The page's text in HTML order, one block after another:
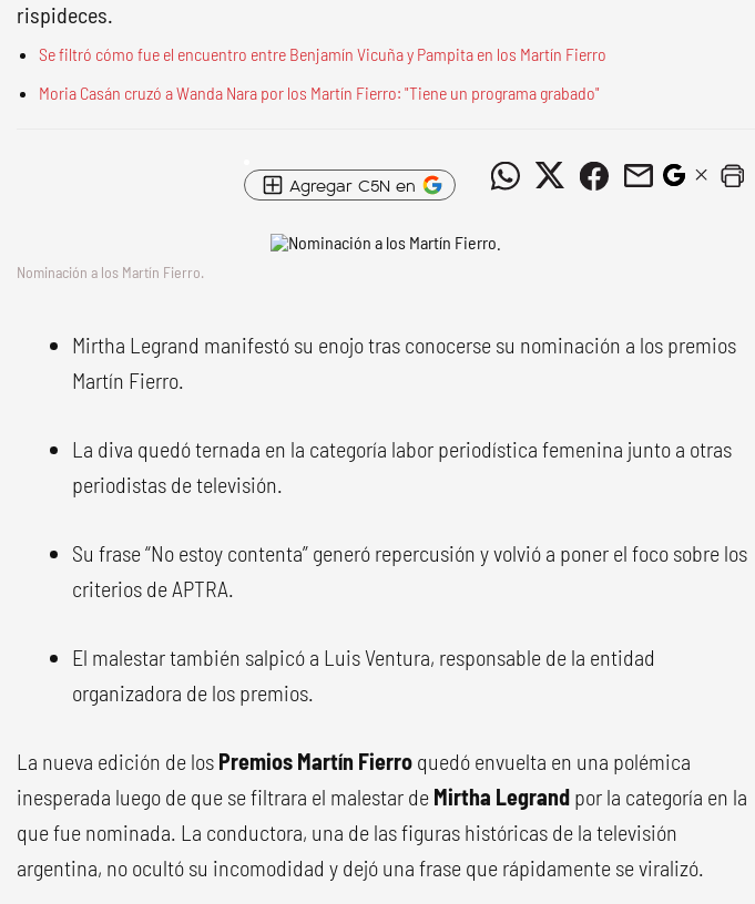
rispideces.
Se filtró cómo fue el encuentro entre Benjamín Vicuña y Pampita en los Martín Fierro
Moria Casán cruzó a Wanda Nara por los Martín Fierro: "Tiene un programa grabado"
Agregar C5N en
Nominación a los Martín Fierro.
Mirtha Legrand manifestó su enojo tras conocerse su nominación a los premios
Martín Fierro.
La diva quedó ternada en la categoría labor periodística femenina junto a otras
periodistas de televisión.
Su frase “No estoy contenta” generó repercusión y volvió a poner el foco sobre los
criterios de APTRA.
El malestar también salpicó a Luis Ventura, responsable de la entidad
organizadora de los premios.
La nueva edición de los Premios Martín Fierro quedó envuelta en una polémica
inesperada luego de que se filtrara el malestar de Mirtha Legrand por la categoría en la
que fue nominada. La conductora, una de las figuras históricas de la televisión
argentina, no ocultó su incomodidad y dejó una frase que rápidamente se viralizó.